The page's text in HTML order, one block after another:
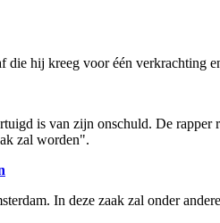
die hij kreeg voor één
is van zijn onschuld. De
zal worden".
In deze zaak zal onder